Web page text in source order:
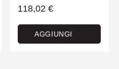
118,02 €
AGGIUNGI